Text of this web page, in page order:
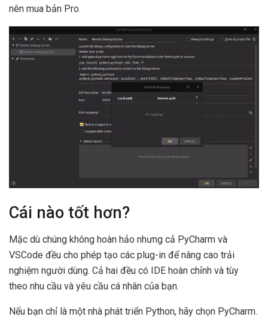
nên mua bản Pro.
Cái nào tốt hơn?
Mặc dù chúng không hoàn hảo nhưng cả PyCharm và
VSCode đều cho phép tạo các plug-in để nâng cao trải
nghiệm người dùng. Cả hai đều có IDE hoàn chỉnh và tùy
theo nhu cầu và yêu cầu cá nhân của bạn.
Nếu bạn chỉ là một nhà phát triển Python, hãy chọn PyCharm.